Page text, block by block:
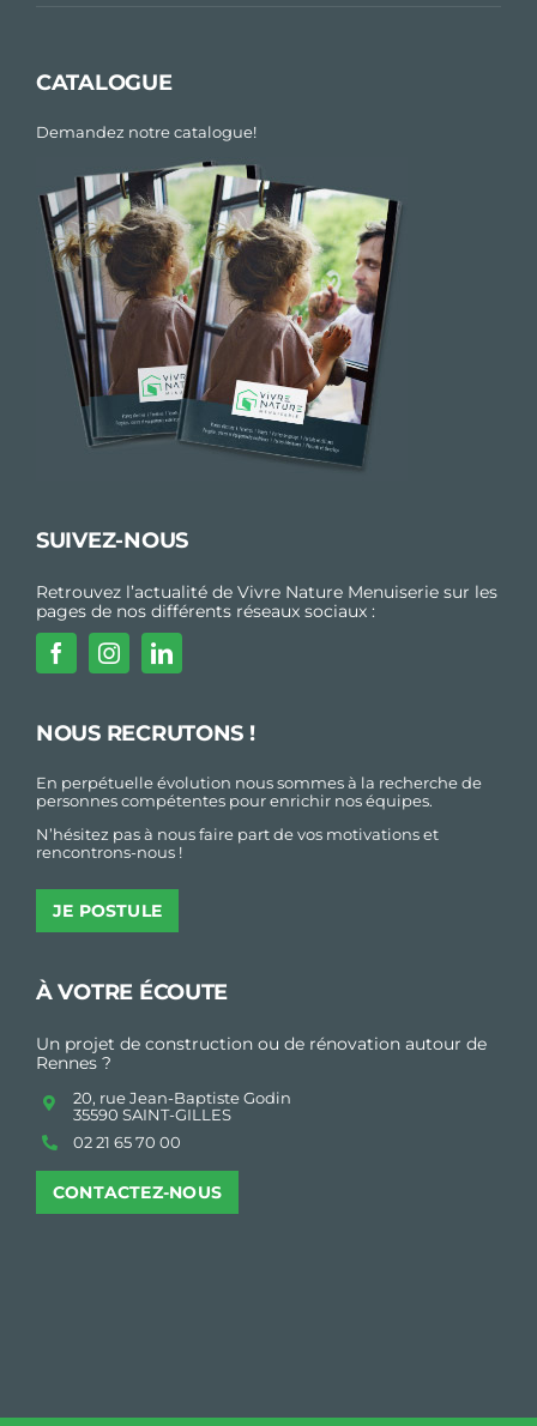
CATALOGUE
Demandez notre catalogue!
SUIVEZ-NOUS
Retrouvez l’actualité de Vivre Nature Menuiserie sur les
pages de nos différents réseaux sociaux :
NOUS RECRUTONS !
En perpétuelle évolution nous sommes à la recherche de
personnes compétentes pour enrichir nos équipes.
N’hésitez pas à nous faire part de vos motivations et
rencontrons-nous !
JE POSTULE
À VOTRE ÉCOUTE
Un projet de construction ou de rénovation autour de
Rennes ?
20, rue Jean-Baptiste Godin
35590 SAINT-GILLES
02 21 65 70 00
CONTACTEZ-NOUS